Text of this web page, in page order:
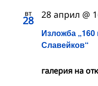
вт
28
Изложба „160
Славейков“
28 април @
галерия на